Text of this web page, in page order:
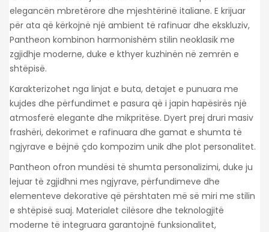
elegancën mbretërore dhe mjeshtërinë italiane. E krijuar
për ata që kërkojnë një ambient të rafinuar dhe ekskluziv,
Pantheon kombinon harmonishëm stilin neoklasik me
zgjidhje moderne, duke e kthyer kuzhinën në zemrën e
shtëpisë.
Karakterizohet nga linjat e buta, detajet e punuara me
kujdes dhe përfundimet e pasura që i japin hapësirës një
atmosferë elegante dhe mikpritëse. Dyert prej druri masiv
frashëri, dekorimet e rafinuara dhe gamat e shumta të
ngjyrave e bëjnë çdo kompozim unik dhe plot personalitet.
Pantheon ofron mundësi të shumta personalizimi, duke ju
lejuar të zgjidhni mes ngjyrave, përfundimeve dhe
elementeve dekorative që përshtaten më së miri me stilin
e shtëpisë suaj. Materialet cilësore dhe teknologjitë
moderne të integruara garantojnë funksionalitet,